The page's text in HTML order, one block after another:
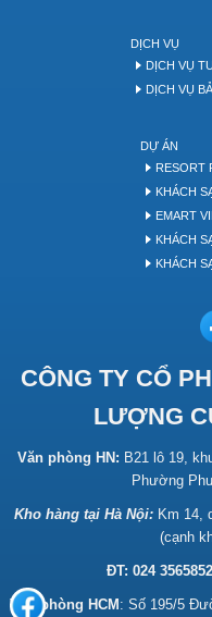
DỊCH VỤ
DỊCH VỤ
DỊCH VỤ
DỰ ÁN
RESORT
KHÁCH
EMART
KHÁCH
KHÁCH
CÔNG TY CỔ
LƯỢNG
Văn phòng HN: B21 lô 19,
Phường
Kho hàng tại Hà Nội: Km 14,
(cạnh
ĐT: 024
Văn phòng HCM: Số 195/5